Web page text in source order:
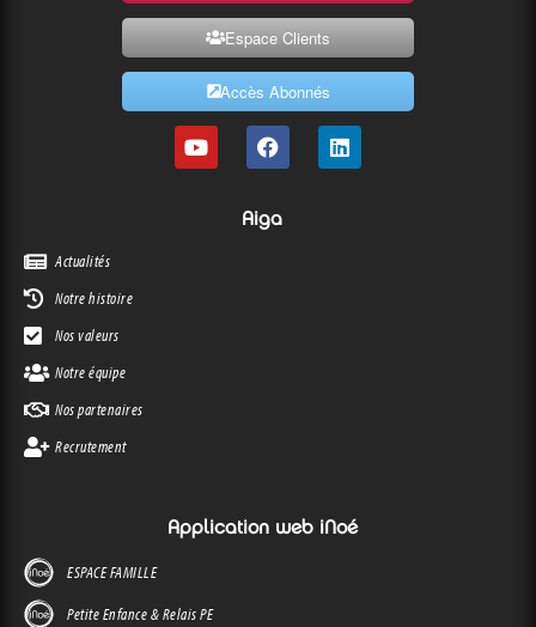
Espace Clients
Accès Abonnés
Aiga
Actualités
Notre histoire
Nos valeurs
Notre équipe
Nos partenaires
Recrutement
Application web iNoé
ESPACE FAMILLE
Petite Enfance & Relais PE